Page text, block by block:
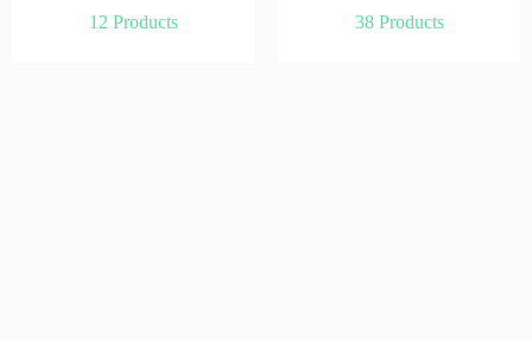
12 Products 38Products